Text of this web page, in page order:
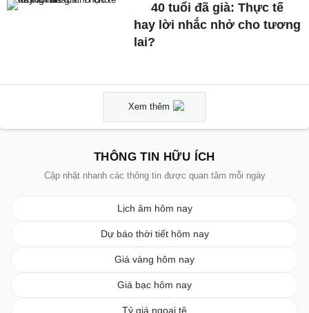
40 tuổi đã già: Thực tế
hay lời nhắc nhở cho tương
lai?
Xem thêm
THÔNG TIN HỮU ÍCH
Cập nhật nhanh các thông tin được quan tâm mỗi ngày
Lịch âm hôm nay
Dự báo thời tiết hôm nay
Giá vàng hôm nay
Giá bạc hôm nay
Tỷ giá ngoại tệ